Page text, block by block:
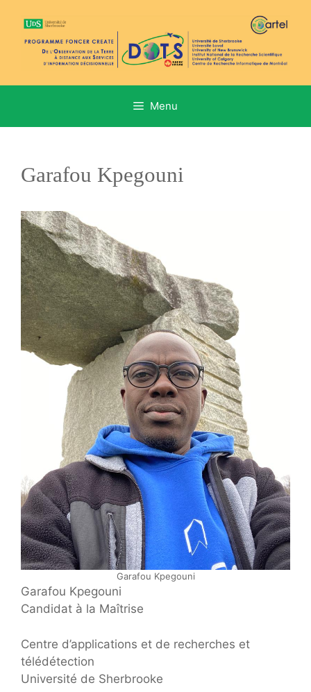
contenu
Menu
Garafou Kpegouni
Garafou Kpegouni
Garafou Kpegouni
Candidat à la Maîtrise
Centre d’applications et de recherches et
télédétection
Université de Sherbrooke